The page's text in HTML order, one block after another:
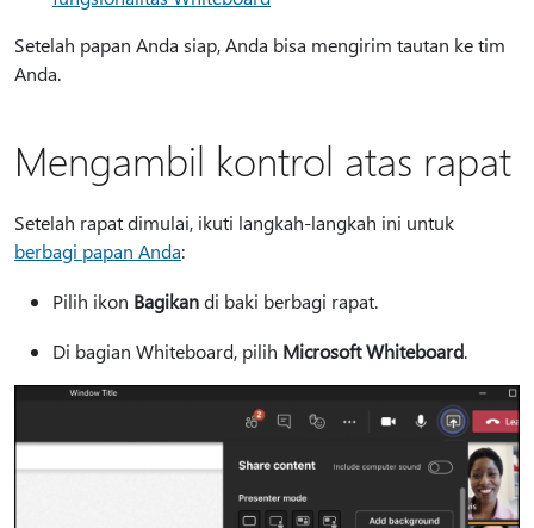
Setelah papan Anda siap, Anda bisa mengirim tautan ke tim
Anda.
Mengambil kontrol atas rapat
Setelah rapat dimulai, ikuti langkah-langkah ini untuk
berbagi papan Anda:
Pilih ikon Bagikandi baki berbagi rapat.
Di bagian Whiteboard, pilih Microsoft Whiteboard.